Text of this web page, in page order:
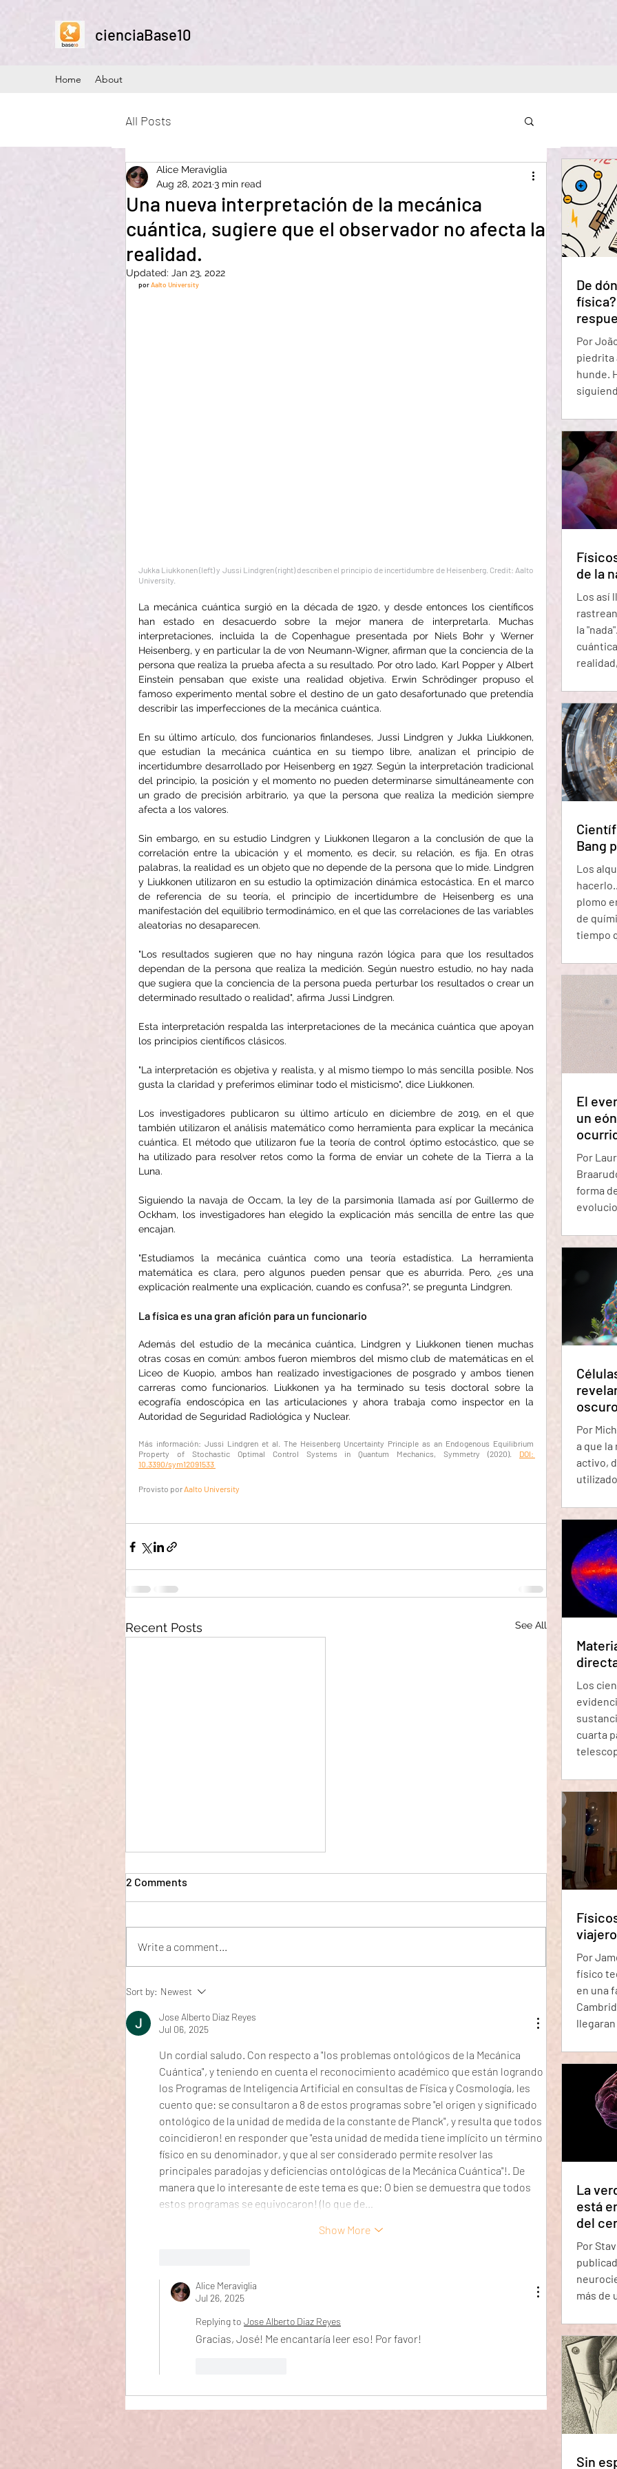
cienciaBase10
Home About
All Posts
Una nueva interpretación de la mecánica
cuántica, sugiere que el observador no afecta la
realidad.
Alice Meraviglia
Aug 28, 2021 3 min read
Updated: Jan 23, 2022
por Aalto University
Jukka Liukkonen (left) y Jussi Lindgren (right) describen el principio de incertidumbre de Heisenberg. Credit: Aalto
University.
La mecánica cuántica surgió en la década de 1920, y desde entonces los científicos
han estado en desacuerdo sobre la mejor manera de interpretarla. Muchas
interpretaciones, incluida la de Copenhague presentada por Niels Bohr y Werner
Heisenberg, y en particular la de von Neumann-Wigner, afirman que la conciencia de la
persona que realiza la prueba afecta a su resultado. Por otro lado, Karl Popper y Albert
Einstein pensaban que existe una realidad objetiva. Erwin Schrödinger propuso el
famoso experimento mental sobre el destino de un gato desafortunado que pretendía
describir las imperfecciones de la mecánica cuántica.
En su último artículo, dos funcionarios finlandeses, Jussi Lindgren y Jukka Liukkonen,
que estudian la mecánica cuántica en su tiempo libre, analizan el principio de
incertidumbre desarrollado por Heisenberg en 1927. Según la interpretación tradicional
del principio, la posición y el momento no pueden determinarse simultáneamente con
un grado de precisión arbitrario, ya que la persona que realiza la medición siempre
afecta a los valores.
Sin embargo, en su estudio Lindgren y Liukkonen llegaron a la conclusión de que la
correlación entre la ubicación y el momento, es decir, su relación, es fija. En otras
palabras, la realidad es un objeto que no depende de la persona que lo mide. Lindgren
y Liukkonen utilizaron en su estudio la optimización dinámica estocástica. En el marco
de referencia de su teoría, el principio de incertidumbre de Heisenberg es una
manifestación del equilibrio termodinámico, en el que las correlaciones de las variables
aleatorias no desaparecen.
"Los resultados sugieren que no hay ninguna razón lógica para que los resultados
dependan de la persona que realiza la medición. Según nuestro estudio, no hay nada
que sugiera que la conciencia de la persona pueda perturbar los resultados o crear un
determinado resultado o realidad", afirma Jussi Lindgren.
Esta interpretación respalda las interpretaciones de la mecánica cuántica que apoyan
los principios científicos clásicos.
"La interpretación es objetiva y realista, y al mismo tiempo lo más sencilla posible. Nos
gusta la claridad y preferimos eliminar todo el misticismo", dice Liukkonen.
Los investigadores publicaron su último artículo en diciembre de 2019, en el que
también utilizaron el análisis matemático como herramienta para explicar la mecánica
cuántica. El método que utilizaron fue la teoría de control óptimo estocástico, que se
ha utilizado para resolver retos como la forma de enviar un cohete de la Tierra a la
Luna.
Siguiendo la navaja de Occam, la ley de la parsimonia llamada así por Guillermo de
Ockham, los investigadores han elegido la explicación más sencilla de entre las que
encajan.
"Estudiamos la mecánica cuántica como una teoría estadística. La herramienta
matemática es clara, pero algunos pueden pensar que es aburrida. Pero, ¿es una
explicación realmente una explicación, cuando es confusa?", se pregunta Lindgren.
La física es una gran afición para un funcionario
Además del estudio de la mecánica cuántica, Lindgren y Liukkonen tienen muchas
otras cosas en común: ambos fueron miembros del mismo club de matemáticas en el
Liceo de Kuopio, ambos han realizado investigaciones de posgrado y ambos tienen
carreras como funcionarios. Liukkonen ya ha terminado su tesis doctoral sobre la
ecografía endoscópica en las articulaciones y ahora trabaja como inspector en la
Autoridad de Seguridad Radiológica y Nuclear.
Más información: Jussi Lindgren et al. The Heisenberg Uncertainty Principle as an Endogenous Equilibrium
Property of Stochastic Optimal Control Systems in Quantum Mechanics, Symmetry (2020).
DOI:
10.3390/sym12091533
Provisto porAalto University
Recent Posts See All
De dónde vienen las leyes de
encontrado la respuesta
2 Comments
Write a comment...
Sort by: Newest
Jose Alberto Diaz Reyes
Jul 06, 2025
Un cordial saludo. Con respecto a "los problemas ontológicos de la Mecánica
Cuántica", y teniendo en cuenta el reconocimiento académico que están logrando
los Programas de Inteligencia Artificial en consultas de Física y Cosmología, les
cuento que: se consultaron a 8 de estos programas sobre "el origen y significado
ontológico de la unidad de medida de la constante de Planck", y resulta que todos
coincidieron! en responder que "esta unidad de medida tiene implícito un término
físico en su denominador, y que al ser considerado permite resolver las
principales paradojas y deficiencias ontológicas de la Mecánica Cuántica"!. De
manera que lo interesante de este tema es que: O bien se demuestra que todos
estos programas se equivocaron! (lo que de…
Show More
Alice Meraviglia
Jul 26, 2025
Replying to Jose Alberto Diaz Reyes
Gracias, José! Me encantaría leer eso! Por favor!
De
Por João
piedrita
hunde.
toda su
de una
físicos
tan
la
todas
de la
Los así
la
surgen
dura la
Bang
Los
plomo
de química
tiempo
un
dice
El
un
Por
forma
Un
tres
Tierra
Una
con él
ahora
Por Michael Le
a que la
activo,
de
mayor
estar
Los
cuarta
que
Por
físico
en una
llegaran
estaba
La
está
del
que la
Por
más de
del
estado
concienc
Sin